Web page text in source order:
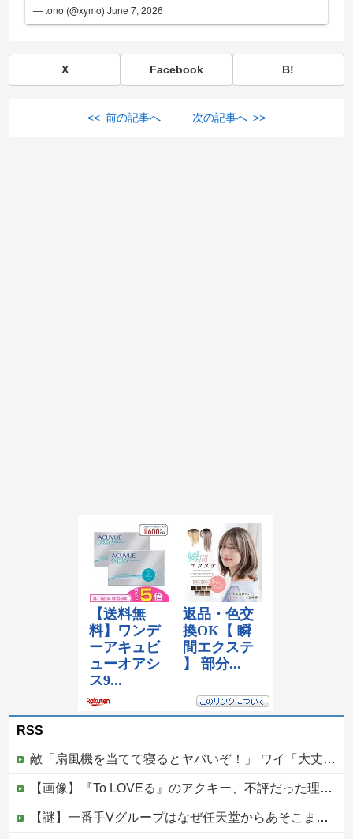
— tono (@xymo)June 7, 2026
X Facebook B!
<< 前の記事へ 次の記事へ >>
RSS
敵「扇風機を当てて寝るとヤバいぞ！」 ワイ「大丈夫やろｗｗｗ」扇風機ポチー
【画像】『To LOVEる』のアクキー、不評だった理由が明確すぎる
【謎】一番手Vグループはなぜ任天堂からあそこまで寵愛されるんだ？